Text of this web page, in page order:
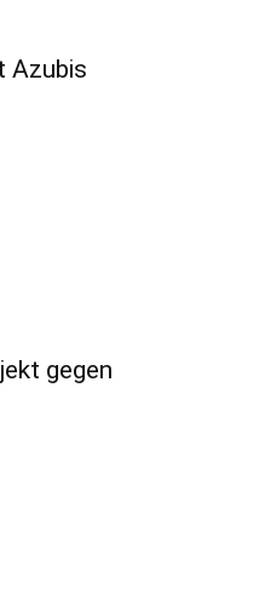
Azubis
gegen